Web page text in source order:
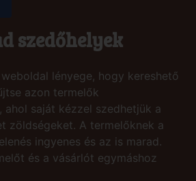
szedőhelyek
lényege, hogy kereshető
azon termelők
saját kézzel szedhetjük a
zöldségeket. A termelőknek a
ingyenes és az is marad.
és a vásárlót egymáshoz